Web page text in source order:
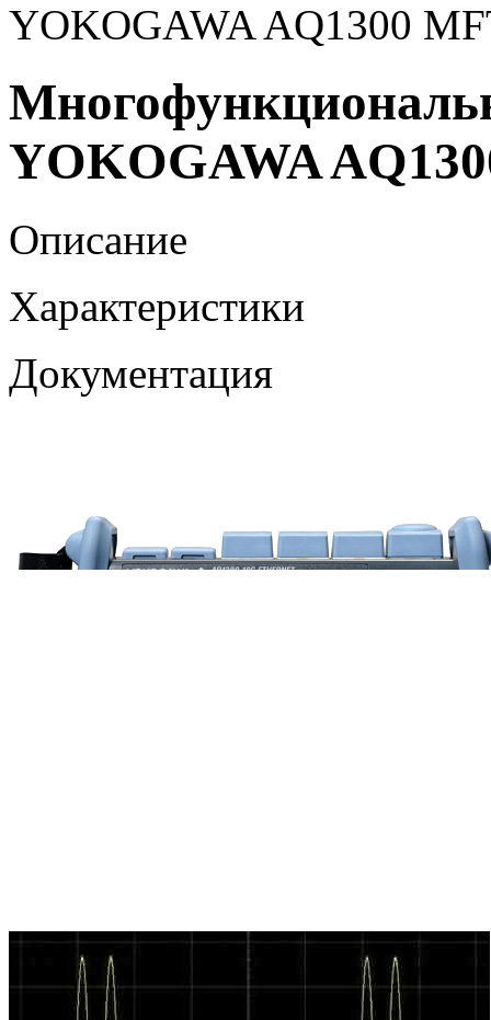
YOKOGAWA AQ1300
YOKOGAWA
Описание
Характеристики
Документация